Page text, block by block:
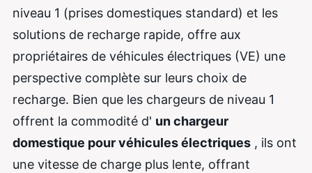
niveau 1 (prises domestiques standard) et les
solutions de recharge rapide, offre aux
propriétaires de véhicules électriques (VE) une
perspective complète sur leurs choix de
recharge. Bien que les chargeurs de niveau 1
offrent la commodité d' un chargeur
domestique pour véhicules électriques , ils ont
une vitesse de charge plus lente, offrant